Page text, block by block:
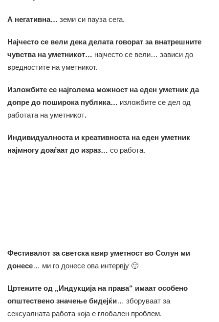
А негативна… земи си пауза сега.
Најчесто се вели дека делата говорат за внатрешните
чувства на уметникот… најчесто се вели… зависи до
вредностите на уметникот.
Изложбите се најголема можност на еден уметник да
допре до поширока публика… изложбите се дел од
работата на уметникот.
Индивидуалноста и креативноста на еден уметник
најмногу доаѓаат до израз… со работа.
Фестивалот за светска квир уметност во Солун ми
донесе… ми го донесе ова интервју 🙂
Цртежите од „Индукција на права“ имаат особено
општествено значење бидејќи… зборуваат за
сексуалната работа која е глобален проблем.